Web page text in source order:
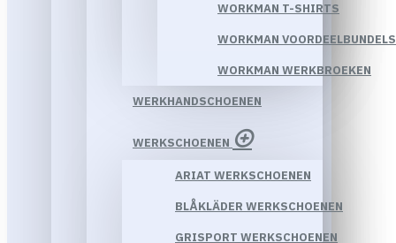
WORKMAN T-SHIRTS
WORKMAN VOORDEELBUNDELS
WORKMAN WERKBROEKEN
WERKHANDSCHOENEN
WERKSCHOENEN
ARIAT WERKSCHOENEN
BLÅKLÄDER WERKSCHOENEN
GRISPORT WERKSCHOENEN